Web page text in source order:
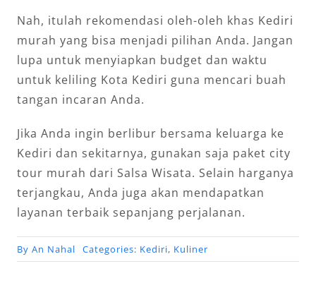
Nah, itulah rekomendasi oleh-oleh khas Kediri
murah yang bisa menjadi pilihan Anda. Jangan
lupa untuk menyiapkan budget dan waktu
untuk keliling Kota Kediri guna mencari buah
tangan incaran Anda.
Jika Anda ingin berlibur bersama keluarga ke
Kediri dan sekitarnya, gunakan saja paket city
tour murah dari Salsa Wisata. Selain harganya
terjangkau, Anda juga akan mendapatkan
layanan terbaik sepanjang perjalanan.
By An Nahal Categories: Kediri, Kuliner